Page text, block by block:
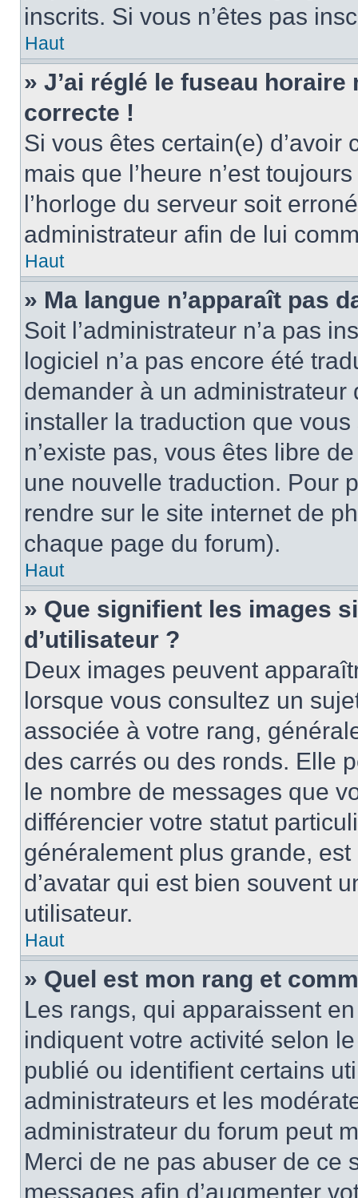
inscrits. Si vous n’êtes pas
Haut
» J’ai réglé le fuseau horaire
correcte !
Si vous êtes certain(e)
mais que l’heure n’est
l’horloge du serveur soit
administrateur afin de lui
Haut
» Ma langue n’apparaît pas
Soit l’administrateur n’a pas
logiciel n’a pas encore été
demander à un administrateur
installer la traduction que
n’existe pas, vous êtes libre
une nouvelle traduction. Pour
rendre sur le site internet de
chaque page du forum).
Haut
» Que signifient les images
d’utilisateur ?
Deux images peuvent
lorsque vous consultez un
associée à votre rang,
des carrés ou des ronds. Elle
le nombre de messages que
différencier votre statut
généralement plus grande,
d’avatar qui est bien souvent
utilisateur.
Haut
» Quel est mon rang et
Les rangs, qui apparaissent
indiquent votre activité selon
publié ou identifient certains
administrateurs et les
administrateur du forum peut
Merci de ne pas abuser de ce
messages afin d’augmenter